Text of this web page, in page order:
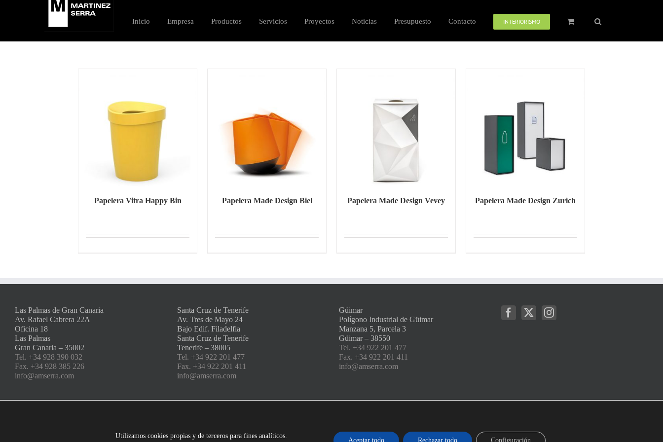
Inicio Empresa Productos Servicios Proyectos Noticias Presupuesto Contacto INTERIORISMO
Papelera Vitra Happy Bin Papelera Made Design Biel Papelera Made Design Vevey Papelera Made Design Zurich
Las Palmas de Gran Canaria
Av. Rafael Cabrera 22A
Oficina 18
Las Palmas
Gran Canaria – 35002
Tel. +34 928 390 032
Fax. +34 928 385 226
info@amserra.com
Santa Cruz de Tenerife
Av. Tres de Mayo 24
Bajo Edif. Filadelfia
Santa Cruz de Tenerife
Tenerife – 38005
Tel. +34 922 201 477
Fax. +34 922 201 411
info@amserra.com
Güimar
Polígono Industrial de Güimar
Manzana 5, Parcela 3
Güimar – 38550
Tel. +34 922 201 477
Fax. +34 922 201 411
info@amserra.com
Utilizamos cookies propias y de terceros para fines analíticos.
Aceptar todo Rechazar todo Configuración